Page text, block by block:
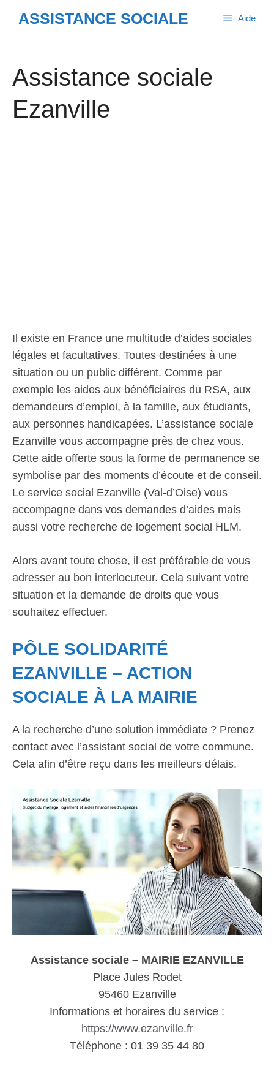
ASSISTANCE SOCIALE Aide
Assistance sociale
Ezanville
Il existe en France une multitude d’aides sociales
légales et facultatives. Toutes destinées à une
situation ou un public différent. Comme par
exemple les aides aux bénéficiaires du RSA, aux
demandeurs d’emploi, à la famille, aux étudiants,
aux personnes handicapées. L’assistance sociale
Ezanville vous accompagne près de chez vous.
Cette aide offerte sous la forme de permanence se
symbolise par des moments d’écoute et de conseil.
Le service social Ezanville (Val-d’Oise) vous
accompagne dans vos demandes d’aides mais
aussi votre recherche de logement social HLM.
Alors avant toute chose, il est préférable de vous
adresser au bon interlocuteur. Cela suivant votre
situation et la demande de droits que vous
souhaitez effectuer.
PÔLE SOLIDARITÉ
EZANVILLE – ACTION
SOCIALE À LA MAIRIE
A la recherche d’une solution immédiate ? Prenez
contact avec l’assistant social de votre commune.
Cela afin d’être reçu dans les meilleurs délais.
Assistance sociale – MAIRIE EZANVILLE
Place Jules Rodet
95460 Ezanville
Informations et horaires du service :
https://www.ezanville.fr
Téléphone : 01 39 35 44 80